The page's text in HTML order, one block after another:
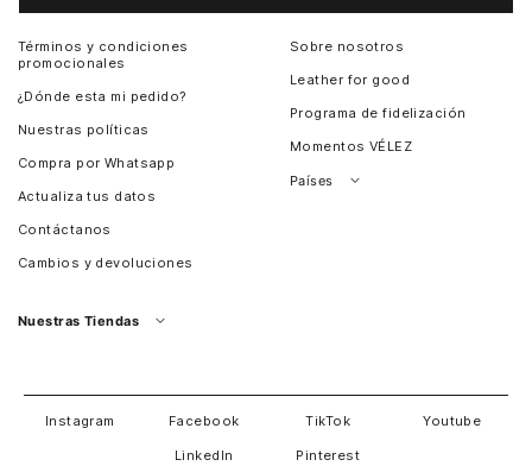
Términos y condiciones
promocionales
¿Dónde esta mi pedido?
Nuestras políticas
Compra por Whatsapp
Actualiza tus datos
Contáctanos
Cambios y devoluciones
Sobre nosotros
Leather for good
Programa de fidelización
Momentos VÉLEZ
Países
Costa Rica
Nuestras Tiendas
Instagram
Facebook TikTok Youtube
LinkedIn Pinterest